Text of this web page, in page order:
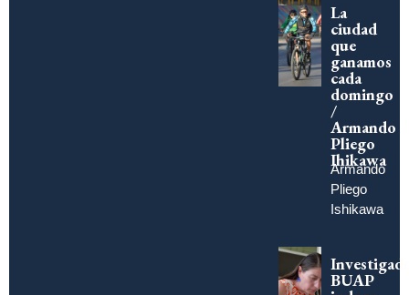
La
ciudad
que
ganamos
cada
domingo
/
Armando
Pliego
Ihikawa
Armando
Pliego
Ishikawa
BUAP